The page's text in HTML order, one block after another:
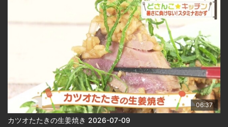
06:37
カツオたたきの生姜焼き 2026-07-09